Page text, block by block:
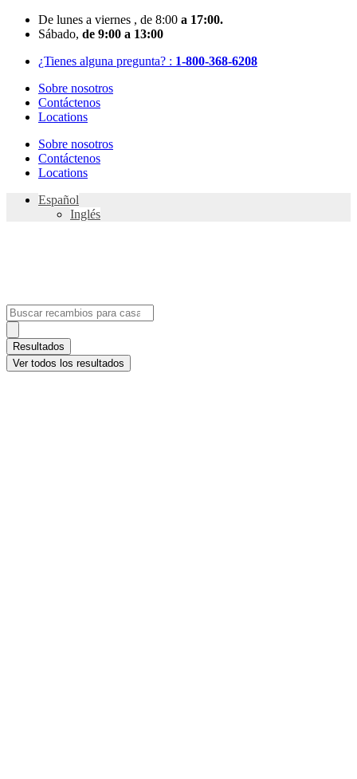
Skip
De lunes a viernes , de 8:00 a 17:00.
Sábado, de 9:00 a 13:00
¿Tienes alguna pregunta? : 1-800-368-6208
Sobre nosotros
Contáctenos
Locations
Sobre nosotros
Contáctenos
Locations
Español
Inglés
Search
...
Resultados
Ver todos los resultados